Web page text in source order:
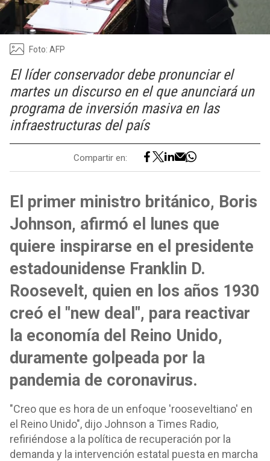
Foto: AFP
El líder conservador debe pronunciar el
martes un discurso en el que anunciará un
programa de inversión masiva en las
infraestructuras del país
Compartir en:
El primer ministro británico, Boris
Johnson, afirmó el lunes que
quiere inspirarse en el presidente
estadounidense Franklin D.
Roosevelt, quien en los años 1930
creó el "new deal", para reactivar
la economía del Reino Unido,
duramente golpeada por la
pandemia de coronavirus.
"Creo que es hora de un enfoque 'rooseveltiano' en
el Reino Unido", dijo Johnson a Times Radio,
refiriéndose a la política de recuperación por la
demanda y la intervención estatal puesta en marcha